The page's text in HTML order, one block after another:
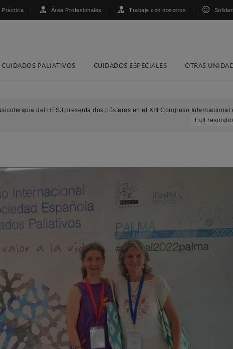
Práctica Área Profesionales Trabaja con nosotros
CUIDADOS PALIATIVOS CUIDADOS ESPECIALES OTRAS
del HFSJ presenta dos pósteres en el XIII Congreso Internacional
Full